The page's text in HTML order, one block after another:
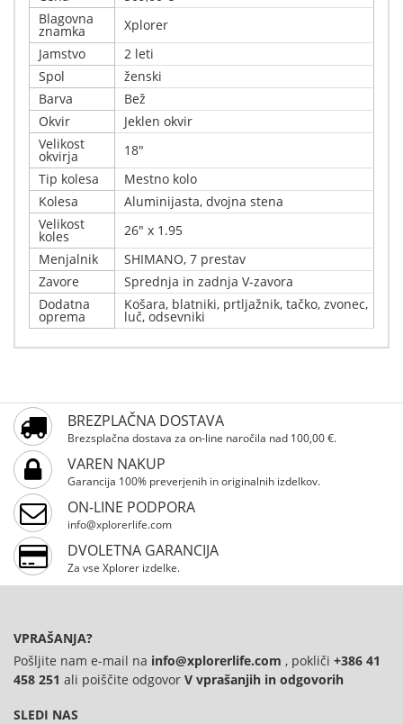
Blagovna
znamka
Xplorer
Jamstvo
2 leti
Spol
ženski
Barva
Bež
Okvir
Jeklen okvir
Velikost
okvirja
18"
Tip kolesa
Mestno kolo
Kolesa
Aluminijasta, dvojna stena
Velikost
koles
26" x 1.95
Menjalnik
SHIMANO, 7 prestav
Zavore
Sprednja in zadnja V-zavora
Dodatna
oprema
Košara, blatniki, prtljažnik, tačko, zvonec,
luč, odsevniki
Samo registrirani uporabniki lahko pišejo ocene.
Prosimo, registrirajte se
Xplorer Cruiser Amsterdam 26" – Retro čar na dveh
kolesih Spoznajte popolno kombinacijo elegance in
uporabnosti – Xplorer Cruiser Amsterdam 26", mestno
kolo v retro slogu, ki pritegne poglede. Nežen bež okvir,
okrašen z drobnimi motivom češenj, mu daje romantičen
in edinstven videz – kot nalašč za mestne vožnje. Pod
retro zunanjostjo se skriva zanesljiva konstrukcija: ✔
Trpežen jeklen okvir (18") ✔ Aluminijasta kolesa z
dvojnimi stenami za udobno in stabilno vožnjo ✔
Pnevmatike 26" x 1.95, idealne za mestne poti ✔
ustavljanje Polno opremljeno za vsakodnevno uporabo:
košara, blatniki, prtljažnik, tačka, zvonec, luč in odsevniki
– vse vključeno. Idealno za opravke po mestu ali
sproščene vožnje – to kolo v mesto prinaša stil in
BREZPLAČNA DOSTAVA
Brezsplačna dostava za on-line naročila nad 100,00 €.
VAREN NAKUP
Garancija 100% preverjenih in originalnih izdelkov.
ON-LINE PODPORA
info@xplorerlife.com
DVOLETNA GARANCIJA
Za vse Xplorer izdelke.
VPRAŠANJA?
Pošljite nam e-mail na info@xplorerlife.com , pokliči +386 41
458 251 ali poiščite odgovor V vprašanjih in odgovorih
SLEDI NAS